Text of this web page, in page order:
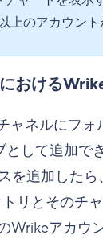
上のアカウント
おける
ャネルにフ
として追加で
を追加した
リとそのチ
Wrikeアカウ